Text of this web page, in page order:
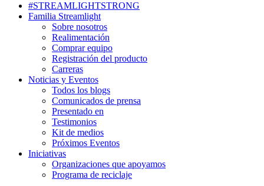
#STREAMLIGHTSTRONG
Familia Streamlight
Sobre nosotros
Realimentación
Comprar equipo
Registración del producto
Carreras
Noticias y Eventos
Todos los blogs
Comunicados de prensa
Presentado en
Testimonios
Kit de medios
Próximos Eventos
Iniciativas
Organizaciones que apoyamos
Programa de reciclaje